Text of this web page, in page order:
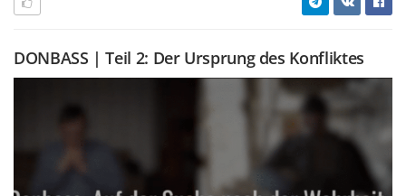
DONBASS | Teil 2: Der Ursprung des Konfliktes